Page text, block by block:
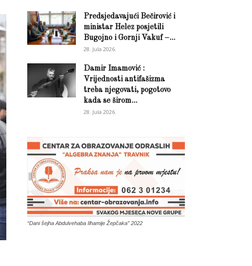
Predsjedavajući Bečirović i
ministar Helez posjetili
Bugojno i Gornji Vakuf –...
28. Jula 2026.
Damir Imamović :
Vrijednosti antifašizma
treba njegovati, pogotovo
kada se širom...
28. Jula 2026.
“Dani šejha Abdulvehaba Ilhamije Žepčaka” 2022